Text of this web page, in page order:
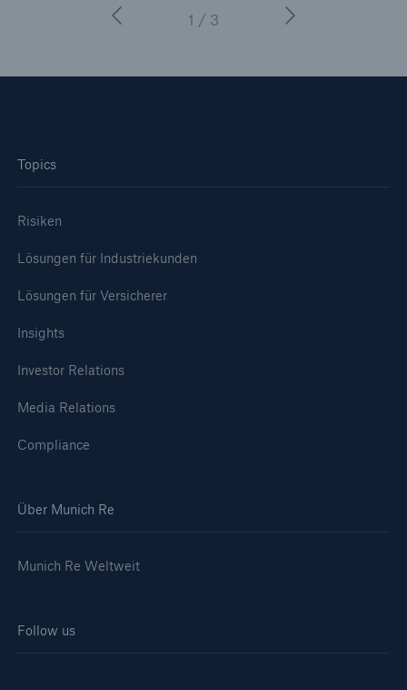
1 / 3
Topics
Risiken
Lösungen für Industriekunden
Lösungen für Versicherer
Insights
Investor Relations
Media Relations
Compliance
Über Munich Re
Munich Re Weltweit
Follow us